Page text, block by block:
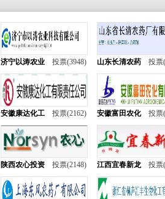
济宁以涛农业 投票(3948) 山东长清农药 投票
安徽康达化工 投票(2162) 安徽富田农化 投票
陕西农心投资 投票(2148) 江西宜春新龙 投票